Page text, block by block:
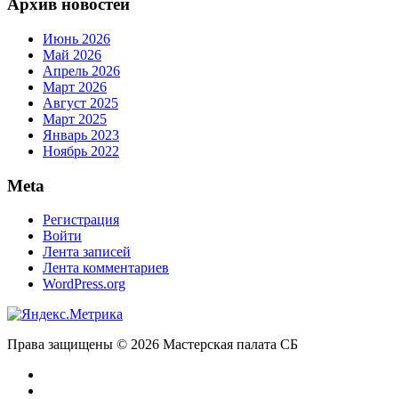
Архив новостей
Июнь 2026
Май 2026
Апрель 2026
Март 2026
Август 2025
Март 2025
Январь 2023
Ноябрь 2022
Meta
Регистрация
Войти
Лента записей
Лента комментариев
WordPress.org
Права защищены © 2026 Мастерская палата СБ